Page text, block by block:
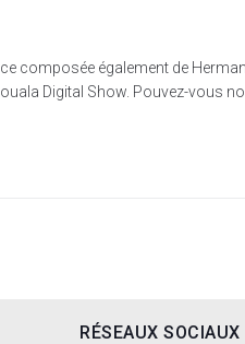
composée également de
Digital Show. Pouvez-vous
RÉSEAUX SOCIAUX